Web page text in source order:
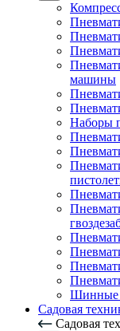
машины
Наборы
Шинные
Садовая
Садовая